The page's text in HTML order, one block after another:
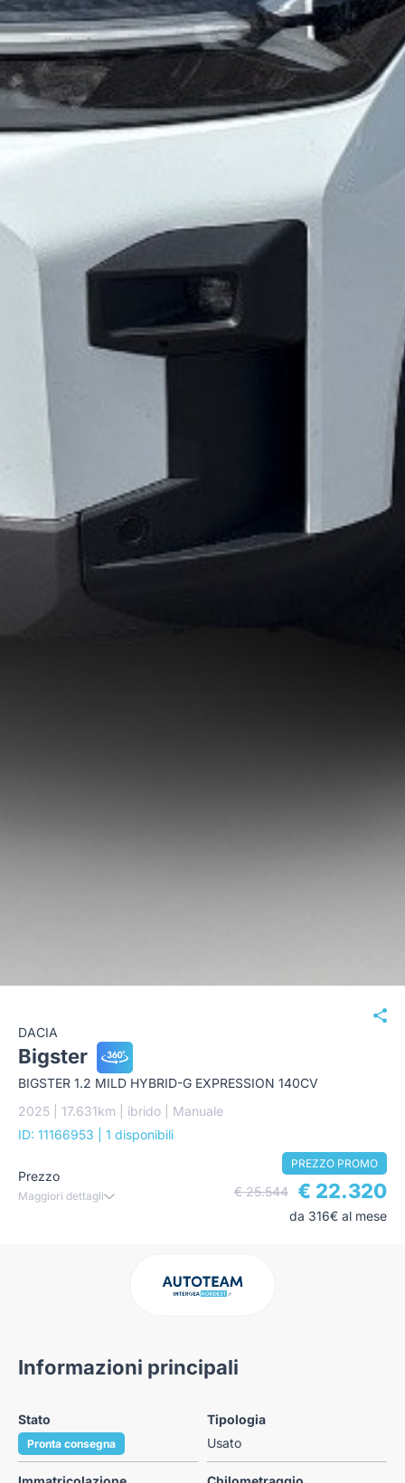
DACIA
Bigster
BIGSTER 1.2 MILD HYBRID-G EXPRESSION 140CV
2025 | 17.631km | ibrido | Manuale
ID: 11166953
| 1 disponibili
Prezzo
Maggiori dettagli
PREZZO PROMO
€ 25.544 € 22.320
da 316€ al mese
Informazioni principali
Stato
Pronta consegna
Tipologia
Usato